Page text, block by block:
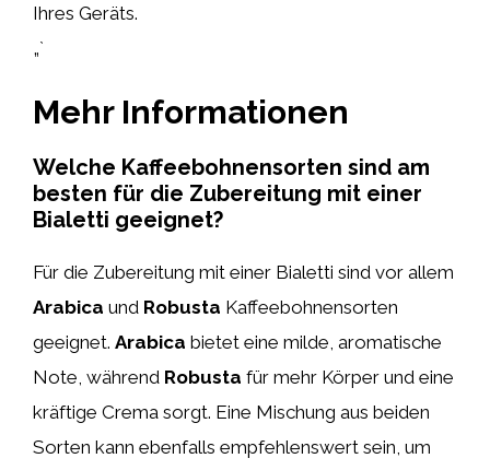
Ihres Geräts.
„`
Mehr Informationen
Welche Kaffeebohnensorten sind am
besten für die Zubereitung mit einer
Bialetti geeignet?
Für die Zubereitung mit einer Bialetti sind vor allem
Arabica und Robusta Kaffeebohnensorten
geeignet. Arabica bietet eine milde, aromatische
Note, während Robusta für mehr Körper und eine
kräftige Crema sorgt. Eine Mischung aus beiden
Sorten kann ebenfalls empfehlenswert sein, um